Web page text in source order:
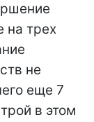
на трех
не
еще 7
в этом